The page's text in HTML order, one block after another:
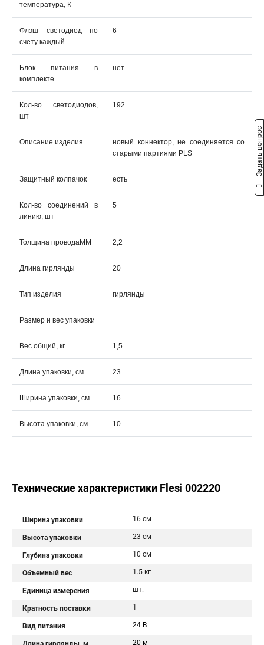
температура, К
Флэш светодиод по
счету каждый
6
Блок питания в
комплекте
нет
Кол-во светодиодов,
шт
192
Описание изделия
новый коннектор, не соединяется со
старыми партиями PLS
Защитный колпачок есть
Кол-во соединений в
линию, шт
5
Толщина проводаММ 2,2
Длина гирлянды 20
Тип изделия гирлянды
Размер и вес упаковки
Вес общий, кг 1,5
Длина упаковки, см 23
Ширина упаковки, см 16
Высота упаковки, см 10
Технические характеристики Flesi 002220
Ширина упаковки 16 см
Высота упаковки 23 см
Глубина упаковки 10 см
Объемный вес 1.5 кг
Единица измерения шт.
Кратность поставки 1
Вид питания 24 В
20 м
Задать вопрос